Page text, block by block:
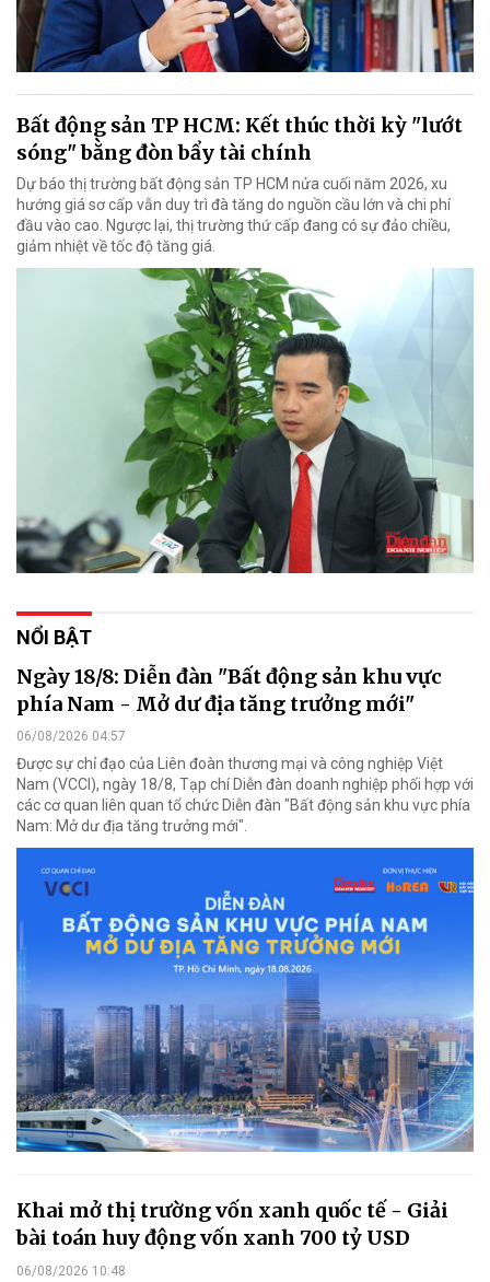
Bất động sản TP HCM: Kết thúc thời kỳ "lướt
sóng" bằng đòn bẩy tài chính
Dự báo thị trường bất động sản TP HCM nửa cuối năm 2026, xu
hướng giá sơ cấp vẫn duy trì đà tăng do nguồn cầu lớn và chi phí
đầu vào cao. Ngược lại, thị trường thứ cấp đang có sự đảo chiều,
giảm nhiệt về tốc độ tăng giá.
NỔI BẬT
Ngày 18/8: Diễn đàn "Bất động sản khu vực
phía Nam - Mở dư địa tăng trưởng mới"
06/08/2026 04:57
Được sự chỉ đạo của Liên đoàn thương mại và công nghiệp Việt
Nam (VCCI), ngày 18/8, Tạp chí Diễn đàn doanh nghiệp phối hợp với
các cơ quan liên quan tổ chức Diễn đàn "Bất động sản khu vực phía
Nam: Mở dư địa tăng trưởng mới".
Khai mở thị trường vốn xanh quốc tế - Giải
bài toán huy động vốn xanh 700 tỷ USD
06/08/2026 10:48